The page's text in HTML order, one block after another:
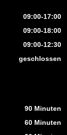
09:00-17:00
09:00-18:00
09:00-12:30
geschlossen
90 Minuten
60 Minuten